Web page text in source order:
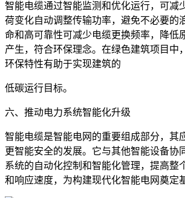
智能电缆通过智能监测和优化运行，可减
荷变化自动调整传输功率，避免不必要的
命和高可靠性可减少电缆更换频率，降低
产生，符合环保理念。在绿色建筑项目中
环保特性有助于实现建筑的
低碳运行目标。
六、推动电力系统智能化升级
智能电缆是智能电网的重要组成部分，其
更智能安全的发展。它与其他智能设备协
系统的自动化控制和智能化管理，提高整
和响应速度，为构建现代化智能电网奠定